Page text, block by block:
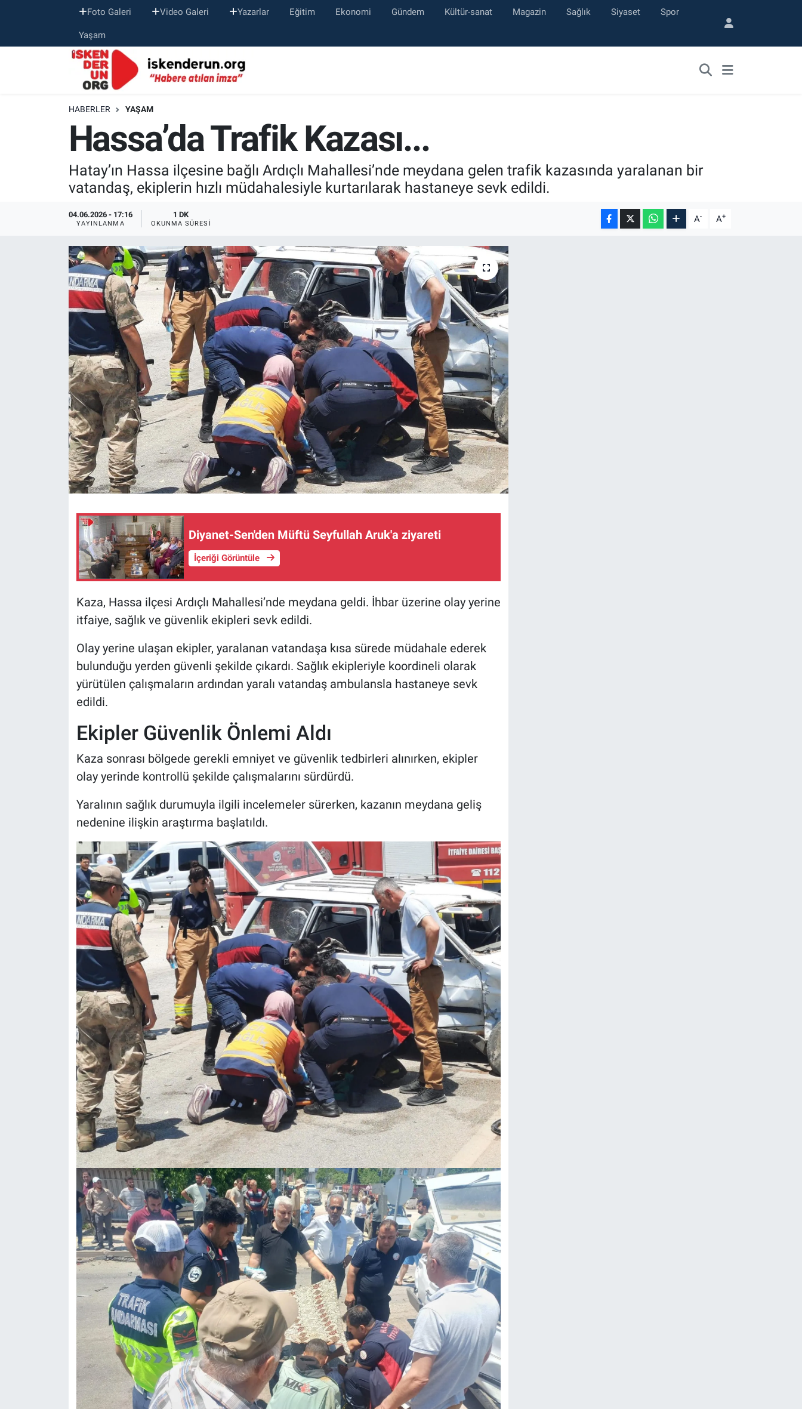
Foto Galeri Video Galeri Yazarlar Eğitim Ekonomi Gündem Kültür-sanat Magazin Sağlık Siyaset Spor
Yaşam
HABERLER YAŞAM
Hassa’da Trafik Kazası...
Hatay’ın Hassa ilçesine bağlı Ardıçlı Mahallesi’nde meydana gelen trafik kazasında yaralanan bir
vatandaş, ekiplerin hızlı müdahalesiyle kurtarılarak hastaneye sevk edildi.
04.06.2026 - 17:16
YAYINLANMA
1 DK
OKUNMA SÜRESI A- A+
Diyanet-Sen'den Müftü Seyfullah Aruk'a ziyareti
İçeriği Görüntüle
Kaza, Hassa ilçesi Ardıçlı Mahallesi’nde meydana geldi. İhbar üzerine olay yerine
itfaiye, sağlık ve güvenlik ekipleri sevk edildi.
Olay yerine ulaşan ekipler, yaralanan vatandaşa kısa sürede müdahale ederek
bulunduğu yerden güvenli şekilde çıkardı. Sağlık ekipleriyle koordineli olarak
yürütülen çalışmaların ardından yaralı vatandaş ambulansla hastaneye sevk
edildi.
Ekipler Güvenlik Önlemi Aldı
Kaza sonrası bölgede gerekli emniyet ve güvenlik tedbirleri alınırken, ekipler
olay yerinde kontrollü şekilde çalışmalarını sürdürdü.
Yaralının sağlık durumuyla ilgili incelemeler sürerken, kazanın meydana geliş
nedenine ilişkin araştırma başlatıldı.